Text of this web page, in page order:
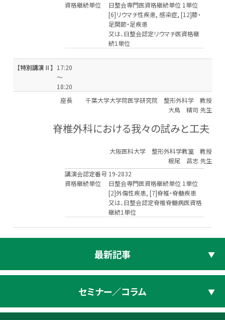
資格継続単位
日整会専門医資格継続単位 1単位
[6]リウマチ性疾患, 感染症, [12]膝・
足関節・足疾患
又は、日整会認定リウマチ医資格継
続1単位
【特別講演Ⅱ】 17:20
～
18:20
座長
千葉大学大学院医学研究院 整形外科学 教授
大鳥 精司 先生
脊椎外科における我々の試みと工夫
大阪医科大学 整形外科学教室 教授
根尾 昌志 先生
講演会認定番号 19-2832
資格継続単位
日整会専門医資格継続単位 1単位
[2]外傷性疾患, [7]脊椎・脊髄疾患
又は、日整会認定脊椎脊髄病医資格
継続1単位
最新記事
セミナー／コラム